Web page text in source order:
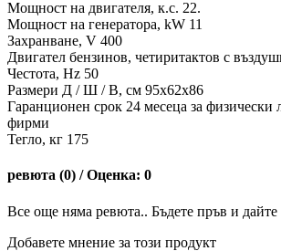
Мощност на двигателя, к.с. 22.
Мощност на генератора, kW 11
Захранване, V 400
Двигател бензинов, четиритактов с
Честота, Hz 50
Размери Д / Ш / В, см 95х62х86
Гаранционен срок 24 месеца за физически
фирми
Тегло, кг 175
ревюта (0) / Оценка: 0
Все още няма ревюта.. Бъдете пръв и дайте
Добавете мнение за този продукт